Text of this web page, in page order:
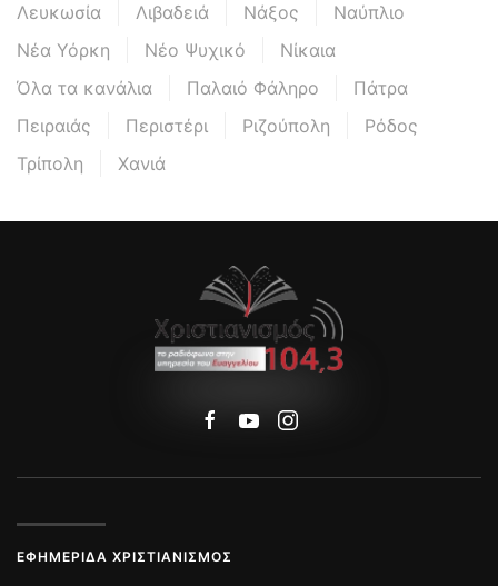
Λευκωσία
Λιβαδειά Νάξος
Ναύπλιο
Νέα Υόρκη
Νέο Ψυχικό
Νίκαια
Όλα τα κανάλια
Παλαιό Φάληρο
Πάτρα
Πειραιάς
Περιστέρι Ριζούπολη
Ρόδος
Τρίπολη
Χανιά
ΕΦΗΜΕΡΊΔΑ ΧΡΙΣΤΙΑΝΙΣΜΌΣ